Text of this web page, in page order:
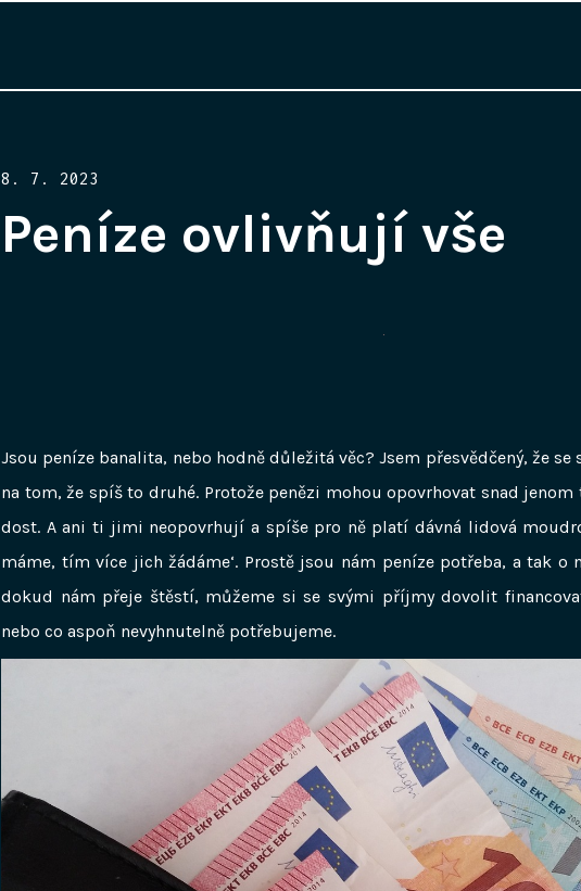
Posted
8. 7. 2023
Peníze ovlivňují vše
Jsou peníze banalita, nebo hodně důležitá věc? Jsem přesvědčený, že se
na tom, že spíš to druhé. Protože penězi mohou opovrhovat snad
dost. A ani ti jimi neopovrhují a spíše pro ně platí dávná lidová
máme, tím více jich žádáme‘. Prostě jsou nám peníze potřeba, a tak o
dokud nám přeje štěstí, můžeme si se svými příjmy dovolit
nebo co aspoň nevyhnutelně potřebujeme.